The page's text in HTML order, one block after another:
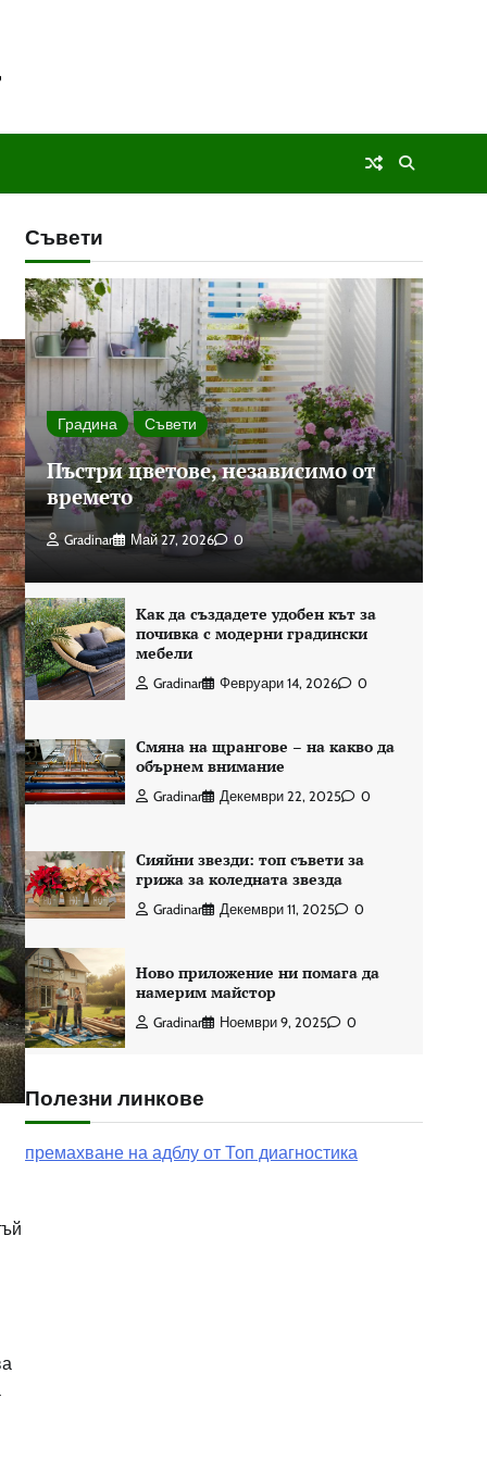
Съвети
Градина Съвети
Пъстри цветове, независимо от
времето
Gradinar Май 27, 2026 0
Как да създадете удобен кът за
почивка с модерни градински
мебели
Gradinar Февруари 14, 2026 0
Смяна на щрангове – на какво да
обърнем внимание
Gradinar Декември 22, 2025 0
Сияйни звезди: топ съвети за
грижа за коледната звезда
Gradinar Декември 11, 2025 0
Ново приложение ни помага да
намерим майстор
Gradinar Ноември 9, 2025 0
Полезни линкове
премахване на адблу от Топ диагностика